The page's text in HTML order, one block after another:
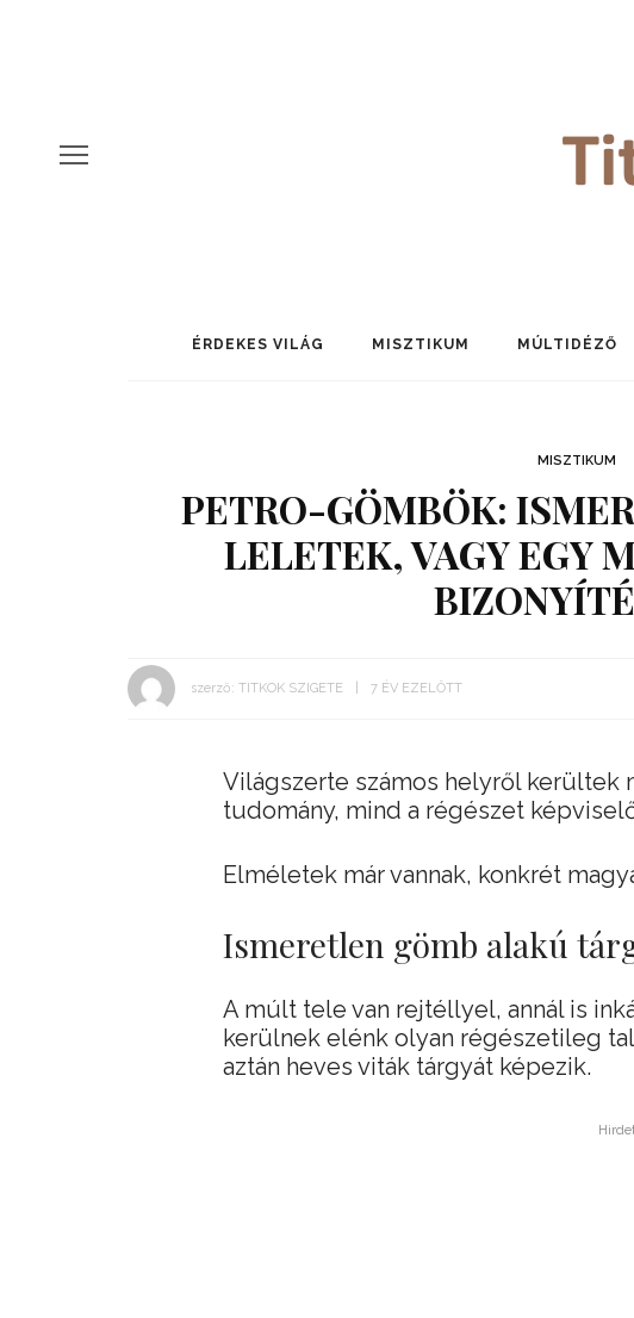
ÉRDEKES VILÁG MISZTIKUM MÚLTIDÉZŐ
MISZTIKUM
PETRO-GÖMBÖK:
LELETEK, VAGY EGY
szerző: TITKOK SZIGETE 7 ÉV EZELŐTT
Világszerte számos helyről kerültek
tudomány, mind a régészet
Elméletek már vannak, konkrét
Ismeretlen gömb alakú
A múlt tele van rejtéllyel, annál is
kerülnek elénk olyan régészetileg
aztán heves viták tárgyát képezik.